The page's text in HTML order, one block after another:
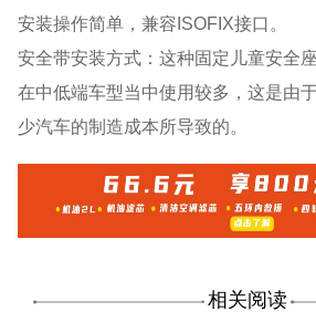
安装操作简单，兼容ISOFIX接口。
安全带安装方式：这种固定儿童安全
在中低端车型当中使用较多，这是由
少汽车的制造成本所导致的。
相关阅读